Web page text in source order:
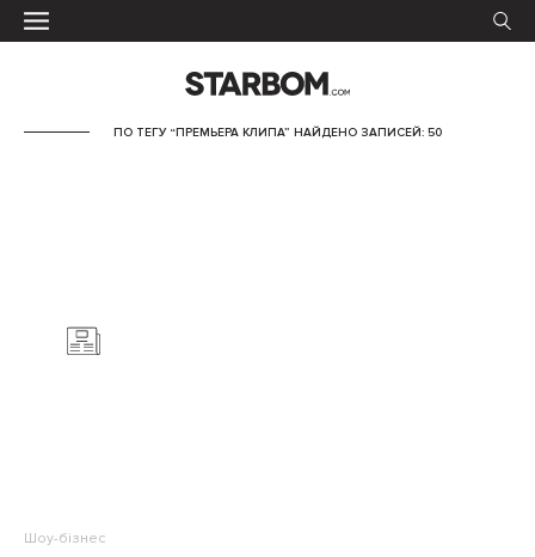
ПО ТЕГУ “ПРЕМЬЕРА КЛИПА” НАЙДЕНО ЗАПИСЕЙ: 50
Шоу-бізнес